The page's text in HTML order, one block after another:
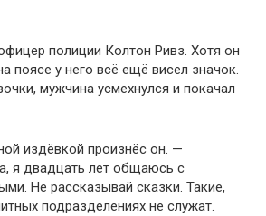
полиции Колтон Ривз. Хотя он
поясе у него всё ещё висел значок.
мужчина усмехнулся и покачал
издёвкой произнёс он. —
я двадцать лет общаюсь с
Не рассказывай сказки. Такие,
подразделениях не служат.